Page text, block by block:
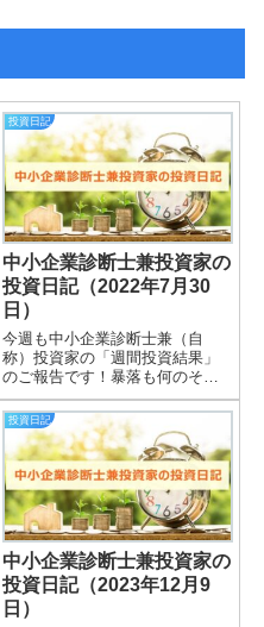
投資日記
中小企業診断士兼投資家の
投資日記（2022年7月30
日）
今週も中小企業診断士兼（自
称）投資家の「週間投資結果」
のご報告です！暴落も何のそ
の、細々やっている投資結果を
皆さまと共有できればと思いま
す＾＾実際の保有株式数量や現
在の損益状況も記載していま
す。大したことない金額しか保
有していませんので期待...
投資日記
中小企業診断士兼投資家の
投資日記（2023年12月9
日）